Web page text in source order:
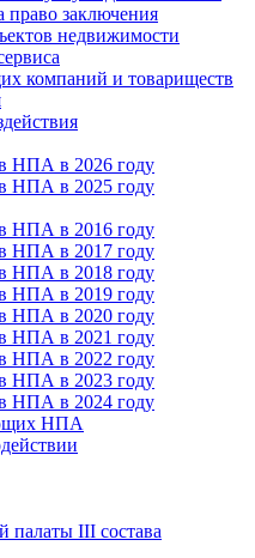
право заключения
недвижимости
компаний и товариществ
НПА в 2026 году
НПА в 2025 году
НПА в 2016 году
НПА в 2017 году
НПА в 2018 году
НПА в 2019 году
НПА в 2020 году
НПА в 2021 году
НПА в 2022 году
НПА в 2023 году
НПА в 2024 году
НПА
палаты III состава